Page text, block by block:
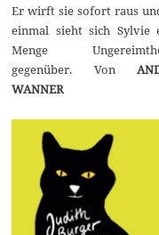
Er wirft sie sofort raus
einmal sieht sich Sylvie
Menge
gegenüber. Von
WANNER